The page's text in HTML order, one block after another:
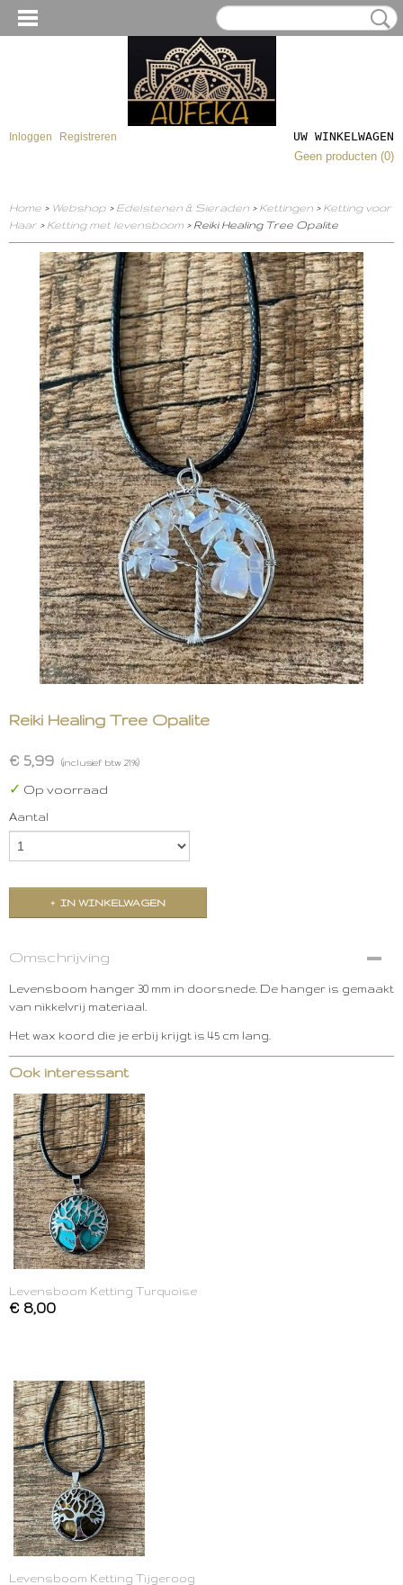
Inloggen Registreren
UW WINKELWAGEN
Geen producten (0)
Home > Webshop > Edelstenen & Sieraden > Kettingen > Ketting voor
Haar > Ketting met levensboom > Reiki Healing Tree Opalite
Reiki Healing Tree Opalite
€ 5,99 (inclusief btw 21%)
✓ Op voorraad
Aantal
IN WINKELWAGEN
Omschrijving
Levensboom hanger 30 mm in doorsnede. De hanger is gemaakt
van nikkelvrij materiaal.
Het wax koord die je erbij krijgt is 45 cm lang.
Ook interessant
Levensboom Ketting Turquoise
€ 8,00
Levensboom Ketting Tijgeroog